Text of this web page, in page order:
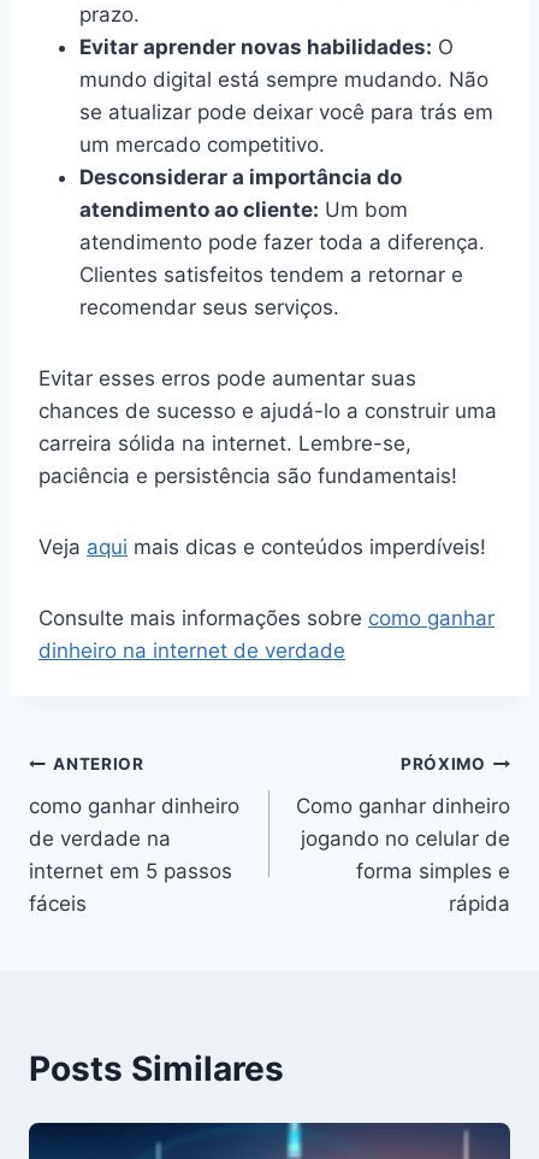
prazo.
Evitar aprender novas habilidades: O
mundo digital está sempre mudando. Não
se atualizar pode deixar você para trás em
um mercado competitivo.
Desconsiderar a importância do
atendimento ao cliente: Um bom
atendimento pode fazer toda a diferença.
Clientes satisfeitos tendem a retornar e
recomendar seus serviços.
Evitar esses erros pode aumentar suas
chances de sucesso e ajudá-lo a construir uma
carreira sólida na internet. Lembre-se,
paciência e persistência são fundamentais!
Veja aqui mais dicas e conteúdos imperdíveis!
Consulte mais informações sobre como ganhar
dinheiro na internet de verdade
Navegação
de
Post
ANTERIOR
como ganhar dinheiro
de verdade na
internet em 5 passos
fáceis
PRÓXIMO
Como ganhar dinheiro
jogando no celular de
forma simples e
rápida
Posts Similares